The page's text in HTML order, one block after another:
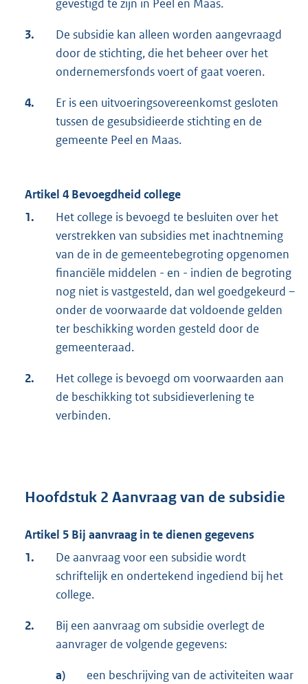
gevestigd te zijn in Peel en Maas.
3.
De subsidie kan alleen worden aangevraagd
door de stichting, die het beheer over het
ondernemersfonds voert of gaat voeren.
4.
Er is een uitvoeringsovereenkomst gesloten
tussen de gesubsidieerde stichting en de
gemeente Peel en Maas.
Artikel 4 Bevoegdheid college
1.
Het college is bevoegd te besluiten over het
verstrekken van subsidies met inachtneming
van de in de gemeentebegroting opgenomen
financiële middelen - en - indien de begroting
nog niet is vastgesteld, dan wel goedgekeurd –
onder de voorwaarde dat voldoende gelden
ter beschikking worden gesteld door de
gemeenteraad.
2.
Het college is bevoegd om voorwaarden aan
de beschikking tot subsidieverlening te
verbinden.
Hoofdstuk 2 Aanvraag van de subsidie
Artikel 5 Bij aanvraag in te dienen gegevens
1.
De aanvraag voor een subsidie wordt
schriftelijk en ondertekend ingediend bij het
college.
2.
Bij een aanvraag om subsidie overlegt de
aanvrager de volgende gegevens:
a)
een beschrijving van de activiteiten waar